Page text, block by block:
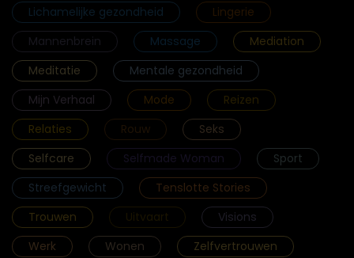
Lichamelijke gezondheid
Lingerie
Mannenbrein
Massage
Mediation
Meditatie
Mentale gezondheid
Mijn Verhaal
Mode
Reizen
Relaties
Rouw
Seks
Selfcare
Selfmade Woman
Sport
Streefgewicht
Tenslotte Stories
Trouwen
Uitvaart
Visions
Werk
Wonen Zelfvertrouwen